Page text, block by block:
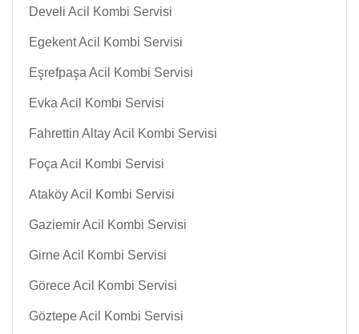
Develi Acil Kombi Servisi
Egekent Acil Kombi Servisi
Eşrefpaşa Acil Kombi Servisi
Evka Acil Kombi Servisi
Fahrettin Altay Acil Kombi Servisi
Foça Acil Kombi Servisi
Ataköy Acil Kombi Servisi
Gaziemir Acil Kombi Servisi
Girne Acil Kombi Servisi
Görece Acil Kombi Servisi
Göztepe Acil Kombi Servisi